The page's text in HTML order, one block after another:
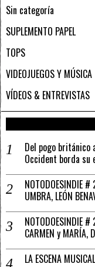
Sin categoría
SUPLEMENTO PAPEL
TOPS
VIDEOJUEGOS Y MÚSICA
VÍDEOS & ENTREVISTAS
Del pogo británico
Occident borda
NOTODOESINDIE #
UMBRA, LEÓN
NOTODOESINDIE #
CARMEN y MARÍA,
LA ESCENA